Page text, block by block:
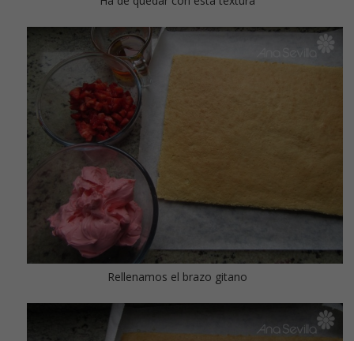
Rellenamos el brazo gitano